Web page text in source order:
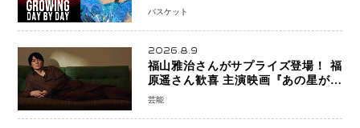
「三井不動産カップ」でスペシャルゲ
バスケット
2026.8.9
福山雅治さんがサプライズ登場！ 福
原遥さん歓喜 主演映画『あの星が降
る丘で、君とまた出会いたい。』舞台
芸能